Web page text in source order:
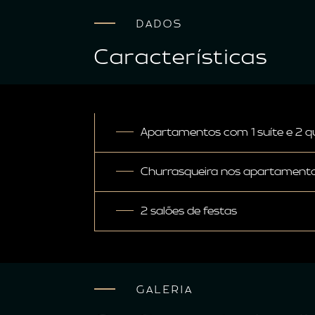
DADOS
Características
Apartamentos com 1 suíte e 2
Churrasqueira nos
2 salões de festas
GALERIA